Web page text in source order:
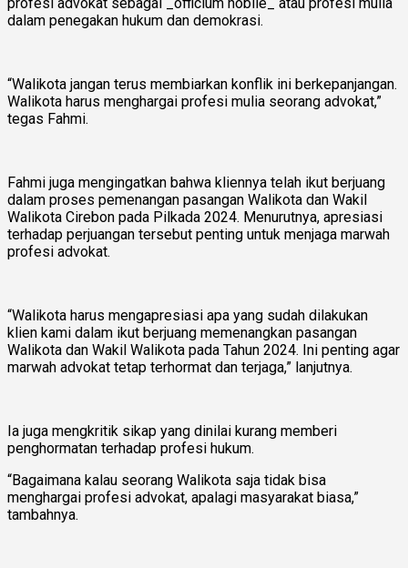
dalam penegakan hukum dan demokrasi.
“Walikota jangan terus membiarkan konflik ini berkepanjangan.
Walikota harus menghargai profesi mulia seorang advokat,”
tegas Fahmi.
Fahmi juga mengingatkan bahwa kliennya telah ikut berjuang
dalam proses pemenangan pasangan Walikota dan Wakil
Walikota Cirebon pada Pilkada 2024. Menurutnya, apresiasi
terhadap perjuangan tersebut penting untuk menjaga marwah
profesi advokat.
“Walikota harus mengapresiasi apa yang sudah dilakukan
klien kami dalam ikut berjuang memenangkan pasangan
Walikota dan Wakil Walikota pada Tahun 2024. Ini penting agar
marwah advokat tetap terhormat dan terjaga,” lanjutnya.
Ia juga mengkritik sikap yang dinilai kurang memberi
penghormatan terhadap profesi hukum.
“Bagaimana kalau seorang Walikota saja tidak bisa
menghargai profesi advokat, apalagi masyarakat biasa,”
tambahnya.